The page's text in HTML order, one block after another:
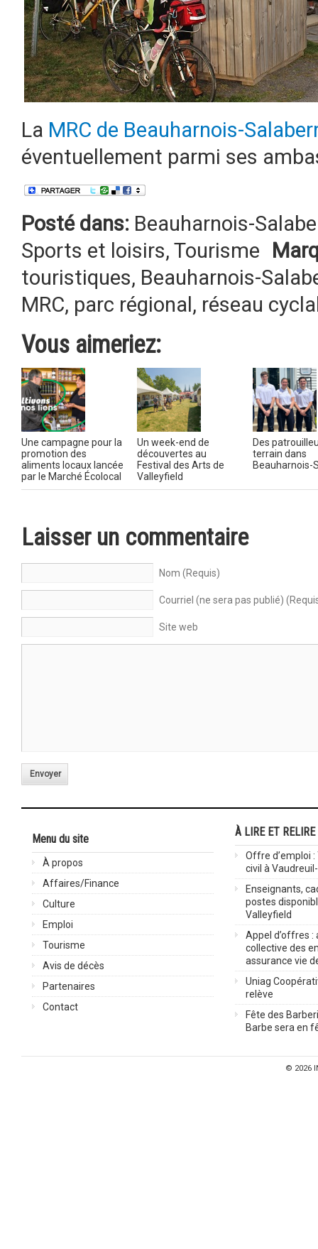
La MRC de Beauharnois-
éventuellement parmi ses
Posté dans: Beauharnois-
Sports et loisirs, Tourisme
touristiques, Beauharnois-
MRC, parc régional , réseau
Vous aimeriez:
Une campagne pour la
promotion des
aliments locaux lancée
par le Marché Écolocal
Un week-end de
découvertes au
Festival des Arts de
Valleyfield
Des
terrain dans
Beauharnois-
Laisser un commentaire
Nom (Requis)
Courriel (ne sera pas publié)
Site web
Envoyer
Menu du site
À propos
Affaires/Finance
Culture
Emploi
Tourisme
Avis de décès
Partenaires
Contact
À LIRE ET RELIRE
Offre d’emploi
civil à
Enseignants,
postes
Valleyfield
Appel d’offres :
collective des
assurance vie
Uniag
relève
Fête des
Barbe sera en
© 2026